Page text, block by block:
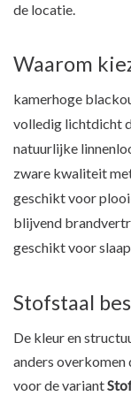
de locatie.
Waarom
kamerhoge
volledig lichtdicht
natuurlijke
zware kwaliteit
geschikt voor
blijvend
geschikt voor
Stofstaal
De kleur en
anders overkomen
voor de variant